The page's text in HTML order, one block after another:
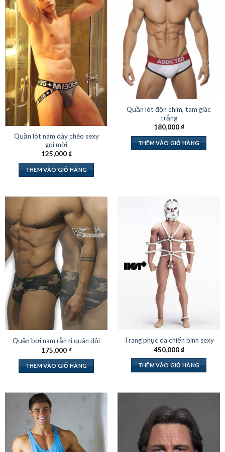
Quần lót nam dây chéo sexy
gọi mời
125,000₫
THÊM VÀO GIỎ HÀNG
Quần lót độn chim, tam giác
trắng
180,000₫
THÊM VÀO GIỎ HÀNG
Quần bơi nam rằn ri quân đội
175,000₫
THÊM VÀO GIỎ HÀNG
Trang phục da chiến binh sexy
450,000₫
THÊM VÀO GIỎ HÀNG